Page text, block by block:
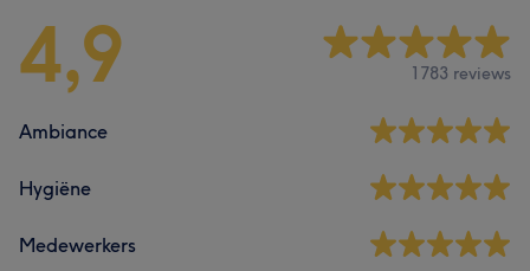
4,9 1783 reviews
Ambiance
Hygiëne
Medewerkers